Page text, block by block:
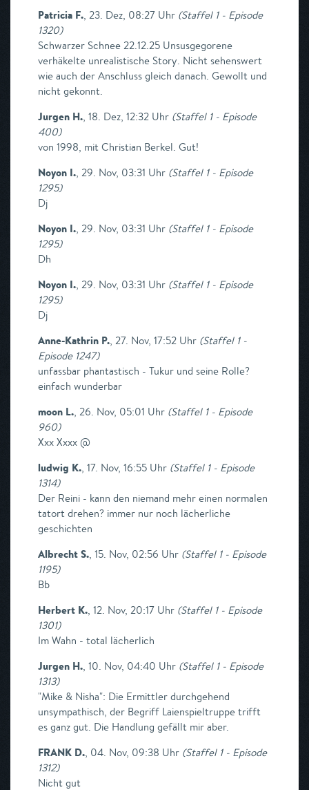
Patricia F., 23. Dez, 08:27 Uhr (Staffel 1 - Episode
1320)
Schwarzer Schnee 22.12.25 Unsusgegorene
verhäkelte unrealistische Story. Nicht sehenswert
wie auch der Anschluss gleich danach. Gewollt und
nicht gekonnt.
Jurgen H., 18. Dez, 12:32 Uhr (Staffel 1 - Episode
400)
von 1998, mit Christian Berkel. Gut!
Noyon I., 29. Nov, 03:31 Uhr (Staffel 1 - Episode
1295)
Dj
Noyon I., 29. Nov, 03:31 Uhr (Staffel 1 - Episode
1295)
Dh
Noyon I., 29. Nov, 03:31 Uhr (Staffel 1 - Episode
1295)
Dj
Anne-Kathrin P., 27. Nov, 17:52 Uhr (Staffel 1 -
Episode 1247)
unfassbar phantastisch - Tukur und seine Rolle?
einfach wunderbar
moon L., 26. Nov, 05:01 Uhr (Staffel 1 - Episode
960)
Xxx Xxxx @
ludwig K., 17. Nov, 16:55 Uhr (Staffel 1 - Episode
1314)
Der Reini - kann den niemand mehr einen normalen
tatort drehen? immer nur noch lächerliche
geschichten
Albrecht S., 15. Nov, 02:56 Uhr (Staffel 1 - Episode
1195)
Bb
Herbert K., 12. Nov, 20:17 Uhr (Staffel 1 - Episode
1301)
Im Wahn - total lächerlich
Jurgen H., 10. Nov, 04:40 Uhr (Staffel 1 - Episode
1313)
"Mike & Nisha": Die Ermittler durchgehend
unsympathisch, der Begriff Laienspieltruppe trifft
es ganz gut. Die Handlung gefällt mir aber.
FRANK D., 04. Nov, 09:38 Uhr (Staffel 1 - Episode
1312)
Nicht gut